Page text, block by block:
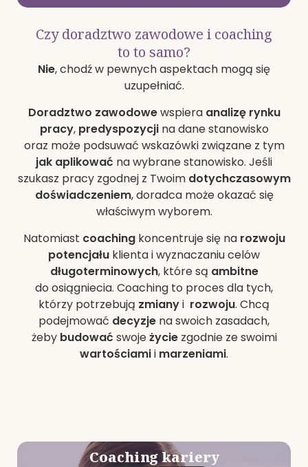
Czy doradztwo zawodowe i coaching
to to samo?
Nie, chodź w pewnych aspektach mogą się
uzupełniać.
Doradztwo zawodowewspiera analizę rynku
pracy, predyspozycjina dane stanowisko
oraz może podsuwać wskazówki związane z tym
jak aplikować na wybrane stanowisko. Jeśli
szukasz pracy zgodnej z Twoim dotychczasowym
doświadczeniem, doradca może okazać się
właściwym wyborem.
Natomiast coachingkoncentruje się na rozwoju
potencjału klienta i wyznaczaniu celów
długoterminowych, które są ambitne
do osiągniecia. Coaching to proces dla tych,
którzy potrzebują zmianyi rozwoju. Chcą
podejmować decyzje na swoich zasadach,
żeby budować swojeżyciezgodnie ze swoimi
wartościamii marzeniami.
Coaching kariery